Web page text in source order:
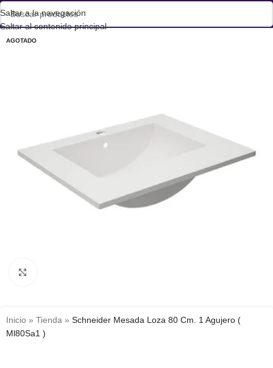
Saltar a la navegación
Saltar al contenido principal
AGOTADO
Inicio » Tienda » Schneider Mesada Loza 80 Cm. 1 Agujero (
Ml80Sa1 )